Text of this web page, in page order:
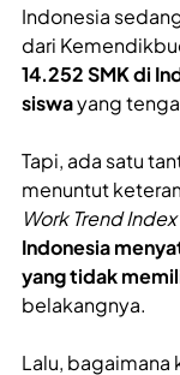
Indonesia
dari
14.252 SMK di
siswayang
Tapi, ada satu
menuntut
Work Trend
Indonesia
yang tidak
belakangnya.
Lalu,